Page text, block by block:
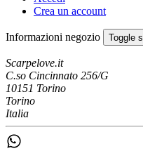
Crea un account
Informazioni negozio Toggle
Scarpelove.it
C.so Cincinnato 256/G
10151 Torino
Torino
Italia